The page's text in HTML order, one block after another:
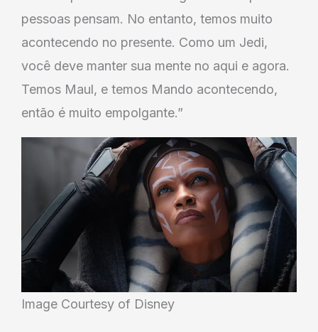
pessoas pensam. No entanto, temos muito
acontecendo no presente. Como um Jedi,
você deve manter sua mente no aqui e agora.
Temos Maul, e temos Mando acontecendo,
então é muito empolgante.”
Image Courtesy of Disney